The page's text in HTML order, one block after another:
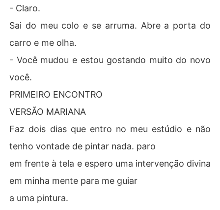
- Claro.
Sai do meu colo e se arruma. Abre a porta do
carro e me olha.
- Você mudou e estou gostando muito do novo
você.
PRIMEIRO ENCONTRO
VERSÃO MARIANA
Faz dois dias que entro no meu estúdio e não
tenho vontade de pintar nada. paro
em frente à tela e espero uma intervenção divina
em minha mente para me guiar
a uma pintura.